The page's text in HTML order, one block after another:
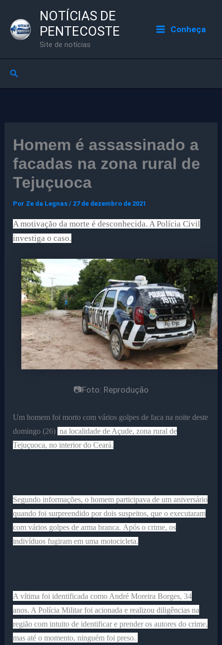
para
NOTÍCIAS DE
PENTECOSTE
Site de notícias
Conheça
Pesquisar
Homem é assassinado a
facadas na zona rural de
Tejuçuoca
Por Ze da Legnas/ 27 de dezembro de 2021
A motivação da morte é desconhecida. A Polícia Civil
investiga o caso.
📷Foto: Reprodução
Um homem foi morto com vários golpes de faca na noite deste
domingo (26) na localidade de Açude, zona rural de
Tejuçuoca, no interior do Ceará.
Segundo informações, o homem participava de um aniversário
quando foi surpreendido por dois suspeitos, que o executaram
com vários golpes de arma branca.Após o crime, os
indivíduos fugiram em uma motocicleta.
A vítima foi identificada como André Moreira Borges, 34
anos. A Polícia Militar foi acionada e realizou diligências na
região com intuito de identificar e prender os autores do crime,
mas até o momento, ninguém foi preso.